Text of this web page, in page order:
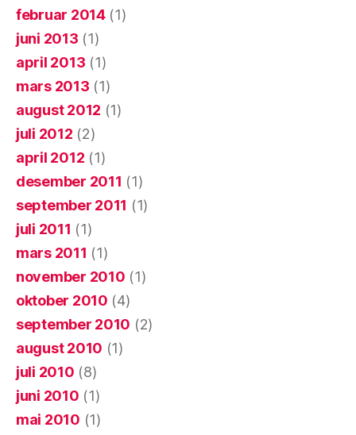
februar 2014(1)
juni 2013 (1)
april 2013 (1)
mars 2013 (1)
august 2012 (1)
juli 2012 (2)
april 2012 (1)
desember 2011 (1)
september 2011 (1)
juli 2011 (1)
mars 2011 (1)
november 2010 (1)
oktober 2010 (4)
september 2010 (2)
august 2010 (1)
juli 2010 (8)
juni 2010 (1)
mai 2010 (1)